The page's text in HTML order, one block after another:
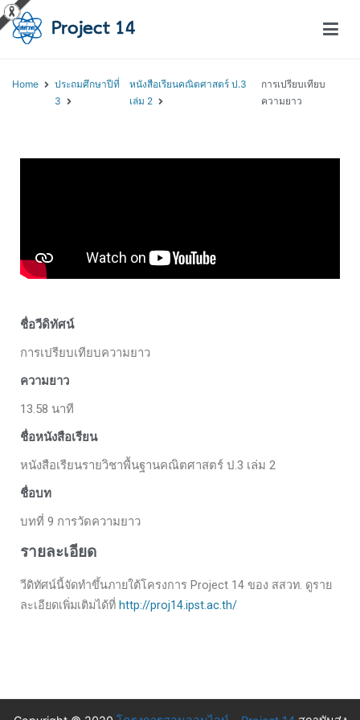
Home
ประถมศึกษาปีที่
3
หนังสือเรียนคณิตศาสตร์ ป.3
เล่ม 2
การเปรียบเทียบ
ความยาว
ชื่อวีดิทัศน์
การเปรียบเทียบความยาว
ความยาว
13.58 นาที
ชื่อหนังสือเรียน
หนังสือเรียนรายวิชาพื้นฐานคณิตศาสตร์ ป.3 เล่ม 2
ชื่อบท
บทที่ 9 การวัดความยาว
รายละเอียด
วีดิทัศน์นี้จัดทำขึ้นภายใต้โครงการ Project 14 ของ สสวท. ดูราย
ละเอียดเพิ่มเติมได้ที่ http://proj14.ipst.ac.th/